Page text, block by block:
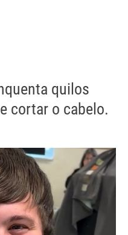
quilos
cortar o cabelo.